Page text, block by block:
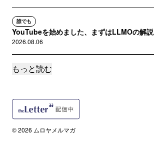
誰でも
YouTubeを始めました、まずはLLMOの解説
2026.08.06
誰でも
誰でも
2026.08.03
もっと読む
© 2026 ムロヤメルマガ